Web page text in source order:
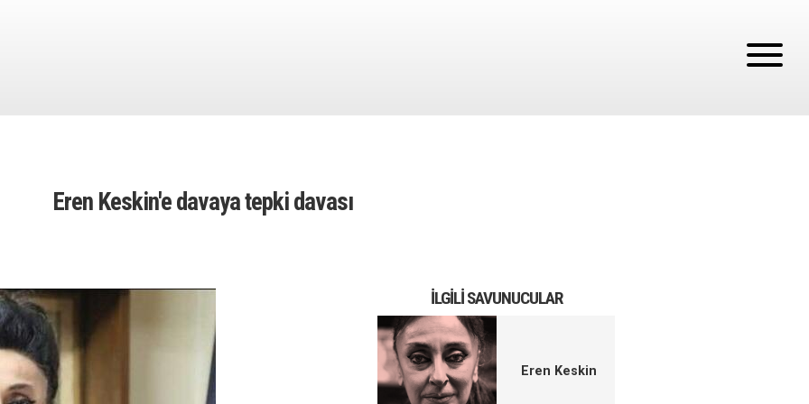
Eren Keskin'e davaya tepki davası
İLGILI SAVUNUCULAR
Eren Keskin